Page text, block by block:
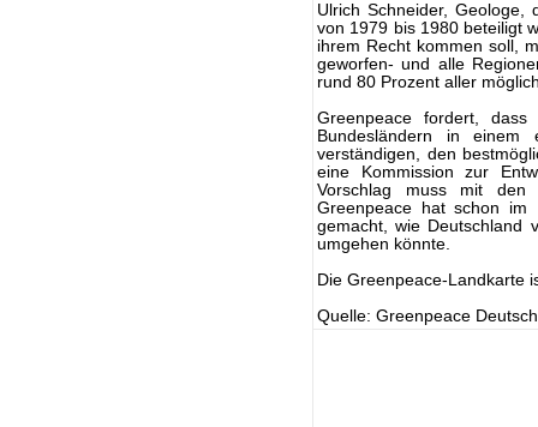
Ulrich Schneider, Geologe,
von 1979 bis 1980 beteiligt
ihrem Recht kommen soll,
geworfen- und alle
rund 80 Prozent aller
Greenpeace fordert,
Bundesländern in einem
verständigen, den
eine Kommission zur
Vorschlag muss mit den
Greenpeace hat schon im
gemacht, wie Deutschland
umgehen könnte.
Die Greenpeace-Landkarte
Quelle: Greenpeace